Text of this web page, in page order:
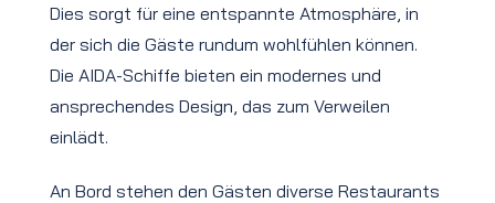
Dies sorgt für eine entspannte Atmosphäre, in
der sich die Gäste rundum wohlfühlen können.
Die AIDA-Schiffe bieten ein modernes und
ansprechendes Design, das zum Verweilen
einlädt.
An Bord stehen den Gästen diverse Restaurants